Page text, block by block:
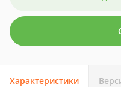
Характеристики